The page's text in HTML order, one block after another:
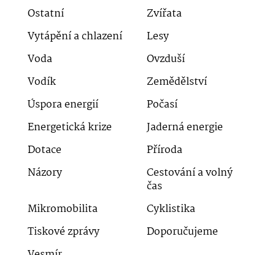
Ostatní
Zvířata
Vytápění a chlazení
Lesy
Voda
Ovzduší
Vodík
Zemědělství
Úspora energií
Počasí
Energetická krize
Jaderná energie
Dotace
Příroda
Názory
Cestování a volný
čas
Mikromobilita
Cyklistika
Tiskové zprávy
Doporučujeme